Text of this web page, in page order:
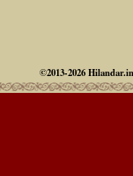
©2013-2026